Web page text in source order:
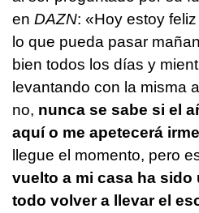
en DAZN: «Hoy estoy
lo que pueda pasar
bien todos los días y
levantando con la misma
no, nunca se sabe si el
aquí o me apetecerá irme
llegue el momento, pero
vuelto a mi casa ha
todo volver a llevar el